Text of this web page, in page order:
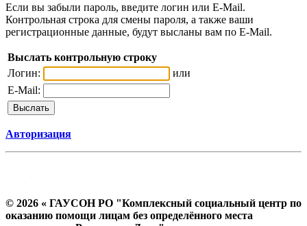
Если вы забыли пароль, введите логин или E-Mail.
Контрольная строка для смены пароля, а также ваши
регистрационные данные, будут высланы вам по E-Mail.
Выслать контрольную строку
Логин:
или
E-Mail:
Авторизация
© 2026 « ГАУСОН РО "Комплексный социальный центр по
оказанию помощи лицам без определённого места